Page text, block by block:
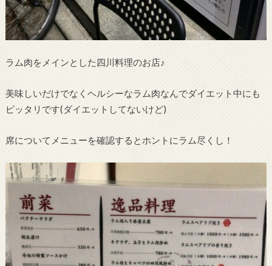
ラム肉をメインとした四川料理のお店♪
美味しいだけでなくヘルシーなラム肉なんでダイエット中にも
ピッタリです(ダイエットしてないけど)
席についてメニューを確認するとホントにラム尽くし！